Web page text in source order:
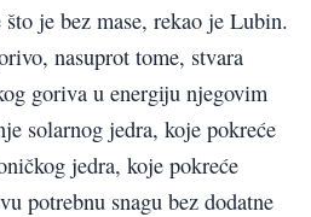
je bez mase, rekao je Lubin.
nasuprot tome, stvara
goriva u energiju njegovim
solarnog jedra, koje pokreće
jedra, koje pokreće
potrebnu snagu bez dodatne